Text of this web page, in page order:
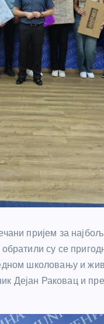
пријем за
су се
школовању и
Дејан Раковац и